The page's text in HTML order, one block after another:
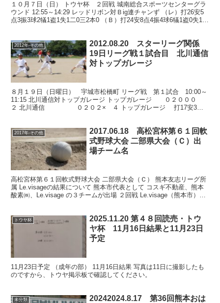
１０月７日（日） トウヤ杯 ２回戦 城南総合スポーツセンターグラ
ウンド 12:55～14:29 レッドリボン対Ｂig連チャンず （レ）打26安5
点3振3球2犠1盗1失1二0三2本0 （Ｂ）打24安8点4振4球6犠1盗0失1二
2012年-その他
2012.08.20 スターリーグ関係
19日リーグ戦１試合目 北川通信
対トップガレージ
８月１９日（日曜日） 宇城市松橋町 リーグ戦 第１試合 10:00～
11:15 北川通信対トップガレージ トップガレージ ０２０００
２ 北川通信 ０２０２× ４ トップガレージ 打17安3点2
2017年-その他
2017.06.18 高松宮杯第６１回軟
式野球大会 二部県大会（Ｃ）出
場チーム名
高松宮杯第６１回軟式野球大会 二部県大会（Ｃ） 熊本友志リーグ所
属 Le.visageの結果について 熊本市代表として コスギ不動産、熊本
酸素㈱、Le.visage の３チームが出場 ２回戦 Le.visage（熊本市）対
トウヤ杯
2025.11.20 第４８回読売・トウ
ヤ杯 11月16日結果と11月23日
予定
11月23日予定 （成年の部） 11月16日結果 写真は11日に撮影したも
のですから、トウヤ掲示板で確認してください。
未分類
20242024.8.17 第36回熊本おは